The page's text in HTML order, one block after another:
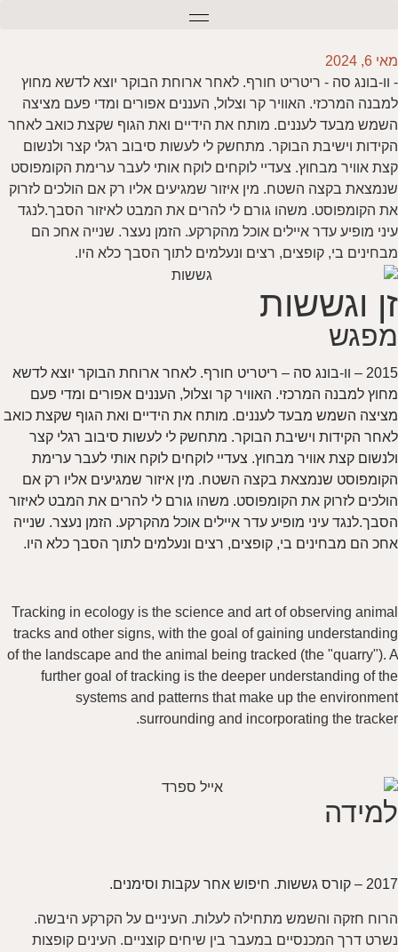
מאי 6, 2024
- וו-בונג סה - ריטריט חורף. לאחר ארוחת הבוקר יוצא לדשא מחוץ
למבנה המרכזי. האוויר קר וצלול, העננים אפורים ומדי פעם מציצה
השמש מבעד לעננים. מותח את הידיים ואת הגוף שקצת כואב לאחר
הקידות וישיבת הבוקר. מתחשק לי לעשות סיבוב רגלי קצר ולנשום
קצת אוויר מבחוץ. צעדיי לוקחים לוקח אותי לעבר ערימת הקומפוסט
שנמצאת בקצה השטח. מין איזור שמגיעים אליו רק אם הולכים לזרוק
את הקומפוסט. משהו גורם לי להרים את המבט לאיזור הסבך.לנגד
עיני מופיע עדר איילים אוכל מהקרקע. הזמן נעצר. שנייה אחכ הם
מבחינים בי, קופצים, רצים ונעלמים לתוך הסבך כלא היו.
זן וגששות
מפגש
2015 – וו-בונג סה – ריטריט חורף. לאחר ארוחת הבוקר יוצא לדשא
מחוץ למבנה המרכזי. האוויר קר וצלול, העננים אפורים ומדי פעם
מציצה השמש מבעד לעננים. מותח את הידיים ואת הגוף שקצת כואב
לאחר הקידות וישיבת הבוקר. מתחשק לי לעשות סיבוב רגלי קצר
ולנשום קצת אוויר מבחוץ. צעדיי לוקחים לוקח אותי לעבר ערימת
הקומפוסט שנמצאת בקצה השטח. מין איזור שמגיעים אליו רק אם
הולכים לזרוק את הקומפוסט. משהו גורם לי להרים את המבט לאיזור
הסבך.לנגד עיני מופיע עדר איילים אוכל מהקרקע. הזמן נעצר. שנייה
אחכ הם מבחינים בי, קופצים, רצים ונעלמים לתוך הסבך כלא היו.
Tracking in ecology is the science and art of observing animal
tracks and other signs, with the goal of gaining understanding
of the landscape and the animal being tracked (the "quarry"). A
further goal of tracking is the deeper understanding of the
systems and patterns that make up the environment
surrounding and incorporating the tracker.
למידה
2017 – קורס גששות. חיפוש אחר עקבות וסימנים.
הרוח חזקה והשמש מתחילה לעלות. העיניים על הקרקע היבשה.
נשרט דרך המכנסיים במעבר בין שיחים קוצניים. העינים קופצות